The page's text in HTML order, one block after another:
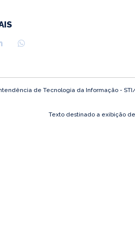
de Tecnologia da Informação -
Texto destinado a exibição